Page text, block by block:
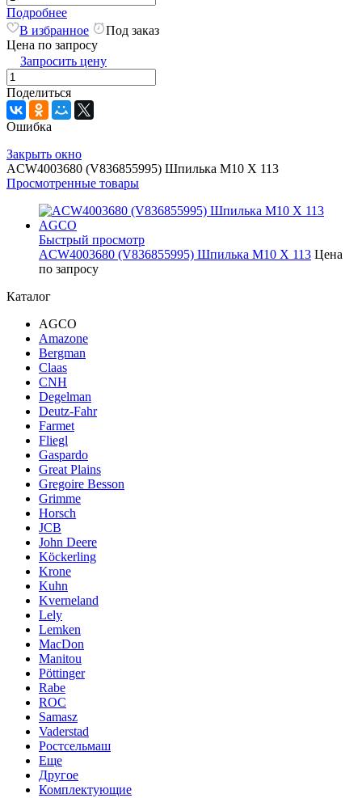
Подробнее
В избранное
Под заказ
Цена по запросу
Запросить цену
Поделиться
Ошибка
Закрыть окно
ACW4003680 (V836855995) Шпилька M10 X 113
Просмотренные товары
Быстрый просмотр
ACW4003680 (V836855995) Шпилька M10 X 113 Цена
по запросу
Каталог
AGCO
Amazone
Bergman
Claas
CNH
Degelman
Deutz-Fahr
Farmet
Fliegl
Gaspardo
Great Plains
Gregoire Besson
Grimme
Horsch
JCB
John Deere
Köckerling
Krone
Kuhn
Kverneland
Lely
Lemken
MacDon
Manitou
Pöttinger
Rabe
ROC
Samasz
Vaderstad
Ростсельмаш
Еще
Другое
Комплектующие